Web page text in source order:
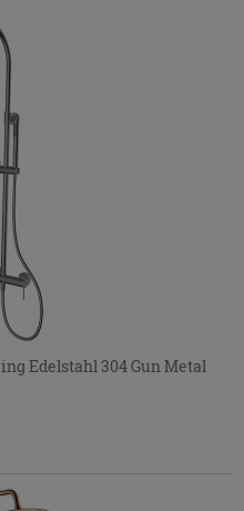
Edelstahl 304 Gun Metal